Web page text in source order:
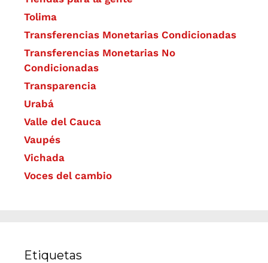
Tolima
Transferencias Monetarias Condicionadas
Transferencias Monetarias No
Condicionadas
Transparencia
Urabá
Valle del Cauca
Vaupés
Vichada
Voces del cambio
Etiquetas